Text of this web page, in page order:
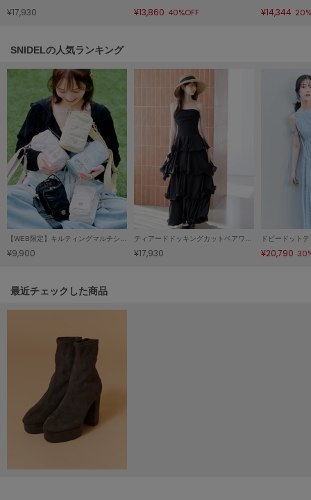
Henon.
ハンター
HOKA ONEONE
ホカ オネオネ
KEEN
キーン
LAATO
le
le coq sportif
ルコックスポルティフ
LeSportsac
レスポートサック
LILY BROWN
リリーブラウン
¥17,930 ¥13,860 40%OFF ¥14,344
SNIDELの人気ランキング
【WEB限定】キルティングマルチショルダー/保冷機能付き
¥9,900
ティアードドッキングカットベアワンピース
¥17,930
ドビードット
¥20,790
関連記事
最近チェックした商品